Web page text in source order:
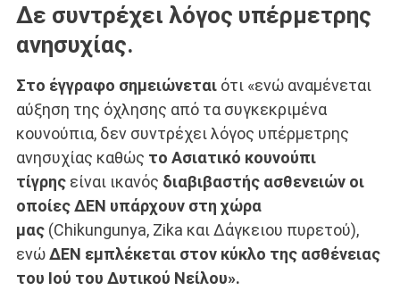
Δε συντρέχει λόγος υπέρμετρης
ανησυχίας.
Στο έγγραφο σημειώνεται ότι «ενώ αναμένεται
αύξηση της όχλησης από τα συγκεκριμένα
κουνούπια, δεν συντρέχει λόγος υπέρμετρης
ανησυχίας καθώς το Ασιατικό κουνούπι
τίγρηςείναι ικανός διαβιβαστής ασθενειών οι
οποίεςΔΕΝ υπάρχουν στη χώρα
μας(Chikungunya, Zika και Δάγκειου πυρετού),
ενώΔΕΝ εμπλέκεται στον κύκλο της ασθένειας
του Ιού του Δυτικού Νείλου».